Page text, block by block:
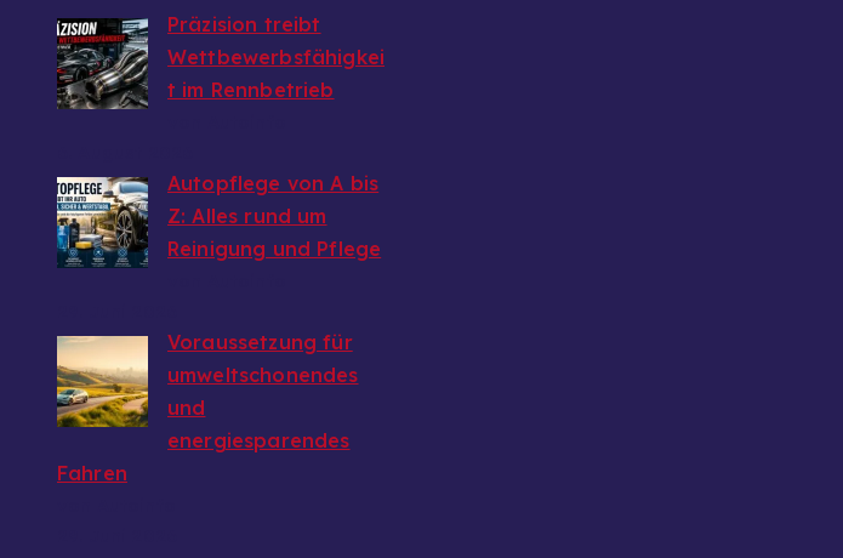
Präzision treibt
Wettbewerbsfähigkei
t im Rennbetrieb
Autopflege von A bis
Z: Alles rund um
Reinigung und Pflege
Voraussetzung für
umweltschonendes
und
energiesparendes
Fahren